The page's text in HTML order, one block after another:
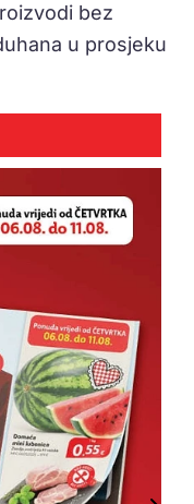
bez
u prosjeku